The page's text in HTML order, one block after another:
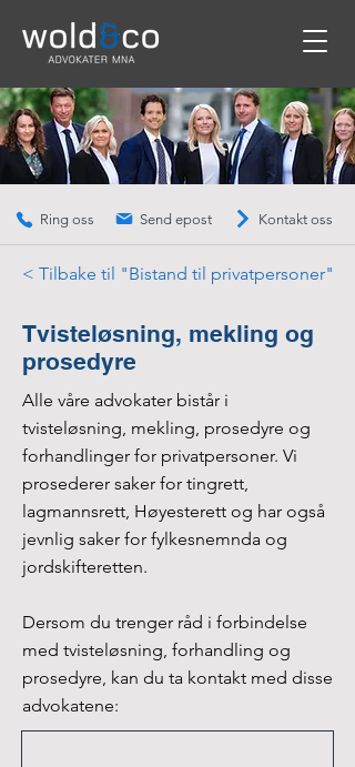
Ring oss Send epost Kontakt oss
< Tilbake til "Bistand til privatpersoner"
Tvisteløsning, mekling og
prosedyre
Alle våre advokater bistår i
tvisteløsning, mekling, prosedyre og
forhandlinger for privatpersoner. Vi
prosederer saker for tingrett,
lagmannsrett, Høyesterett og har også
jevnlig saker for fylkesnemnda og
jordskifteretten.
Dersom du trenger råd i forbindelse
med tvisteløsning, forhandling og
prosedyre, kan du ta kontakt med disse
advokatene: